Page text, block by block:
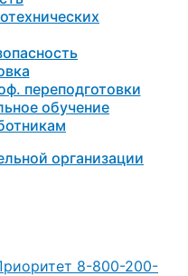
переподготовки
обучение
организации
8-800-200-